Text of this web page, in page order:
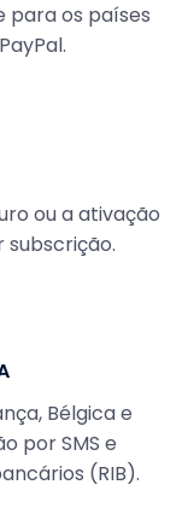
para os países
ou a ativação
Bélgica e
por SMS e
(RIB).